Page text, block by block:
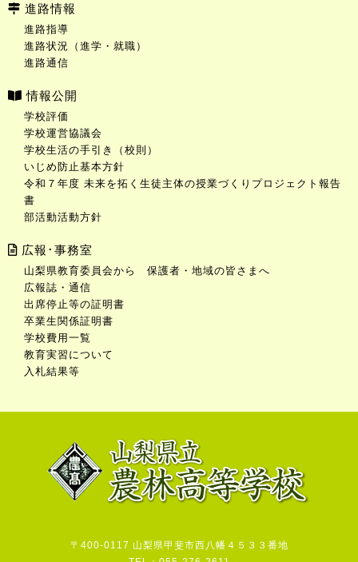
進路情報
進路指導
進路状況（進学・就職）
進路通信
情報公開
学校評価
学校運営協議会
学校生活の手引き（校則）
いじめ防止基本方針
令和７年度 未来を拓く生徒主体の授業づくりプロジェクト報告
書
部活動活動方針
広報･事務室
山梨県教育委員会から 保護者・地域の皆さまへ
広報誌・通信
出席停止等の証明書
卒業生関係証明書
学校費用一覧
教育実習について
入札結果等
〒400-0117 山梨県甲斐市西八幡４５３３番地